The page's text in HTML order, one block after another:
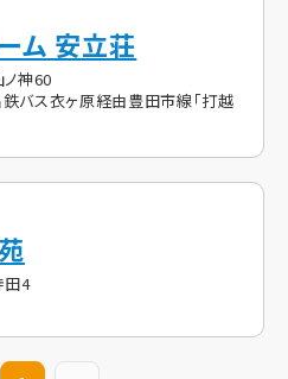
ム 安立荘
神60
バス衣ヶ原経由豊田市線「打越
田4